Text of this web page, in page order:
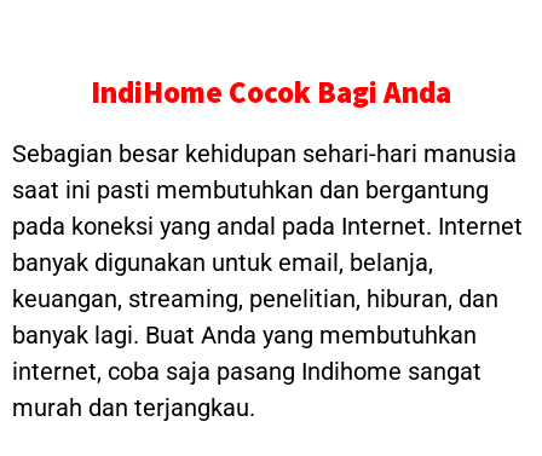
IndiHome Cocok Bagi Anda
Sebagian besar kehidupan sehari-hari manusia
saat ini pasti membutuhkan dan bergantung
pada koneksi yang andal pada Internet. Internet
banyak digunakan untuk email, belanja,
keuangan, streaming, penelitian, hiburan, dan
banyak lagi. Buat Anda yang membutuhkan
internet, coba saja pasang Indihome sangat
murah dan terjangkau.